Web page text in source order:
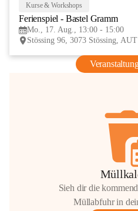
Kurse & Workshops
Ferienspiel - Bastel Gramm
Mo., 17. Aug., 13:00 - 15:00
Stössing 96, 3073 Stössing, AUT
Sieh dir die
Müllabfuhr in